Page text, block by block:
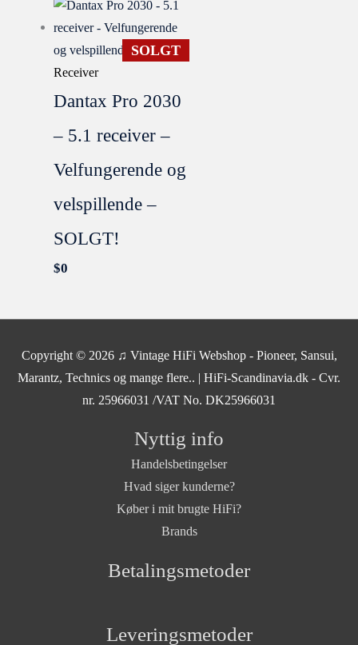
SOLGT
Receiver
Dantax Pro 2030
– 5.1 receiver –
Velfungerende og
velspillende –
SOLGT!
$0
Copyright © 2026 ♫ Vintage HiFi Webshop - Pioneer, Sansui,
Marantz, Technics og mange flere.. | HiFi-Scandinavia.dk - Cvr.
nr. 25966031 /VAT No. DK25966031
Nyttig info
Handelsbetingelser
Hvad siger kunderne?
Køber i mit brugte HiFi?
Brands
Betalingsmetoder
Leveringsmetoder